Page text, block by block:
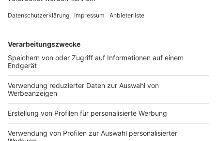
die Nutzung der Künstlichen Intelligenz durch die
missbräuchliche Steuergestaltung vorzugehen. Als
erfolgversprechend habe sich die
Forschungskooperation Tax Defence Analytics (TaDeA)
mit der Carl-von-Ossietzky-Universität Oldenburg
erwiesen. Dabei handele es sich um eine hochgradig
automatisierte Datenintegrations- und Analyse-
Plattform, die bei der Prüfungsvorbereitung und
Fallauswahl unterstützt. “Einfach gesagt: Die Chance,
die ‘Richtigen’ zu erwischen, steigt dadurch spürbar –
und das ist sehr gut”, sagte der Finanzminister.